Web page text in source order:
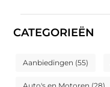
CATEGORIEËN
Aanbiedingen (55)